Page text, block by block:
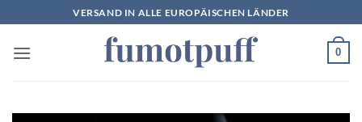
Inhalt
springen
VERSAND IN ALLE EUROPÄISCHEN LÄNDER
0